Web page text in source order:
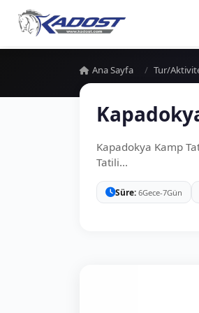
Ana Sayfa Tur/
Kapadokya Kamp
Tatili...
Süre 6Gece-7Gün